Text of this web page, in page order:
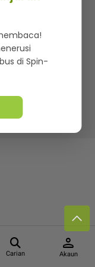
Carian
person
Akaun
dan sensasi
Group Berhad
di Spin-